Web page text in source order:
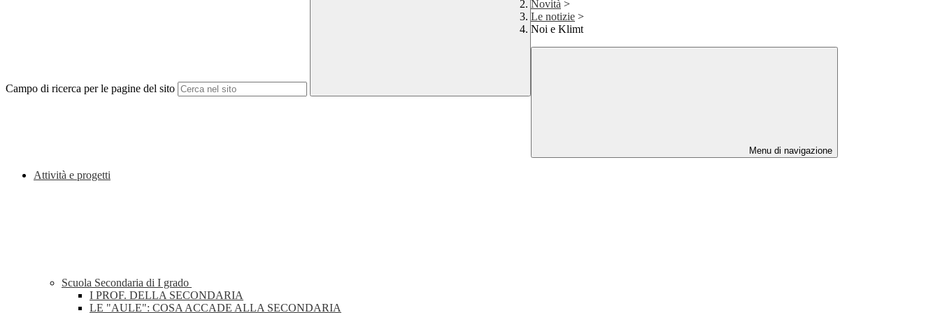
Campo di ricerca per le pagine del sito
Novità >
Le notizie >
Noi e Klimt
Menu di navigazione
Attività e progetti
Scuola Secondaria di I grado
I PROF. DELLA SECONDARIA
LE "AULE": COSA ACCADE ALLA SECONDARIA